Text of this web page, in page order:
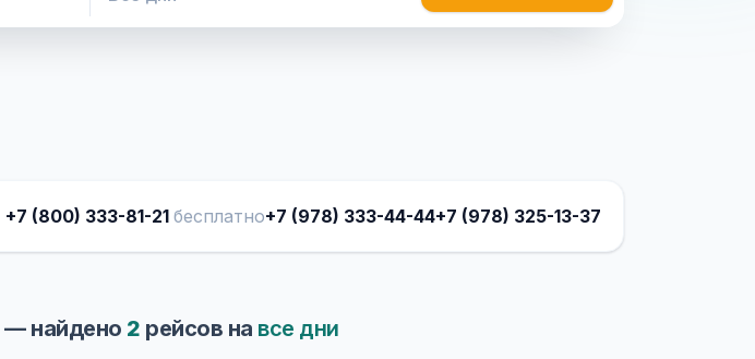
+7 (800) 333-81-21 бесплатно+7 (978) 333-44-44+7 (978) 325-13-37
— найдено 2 рейсов на все дни